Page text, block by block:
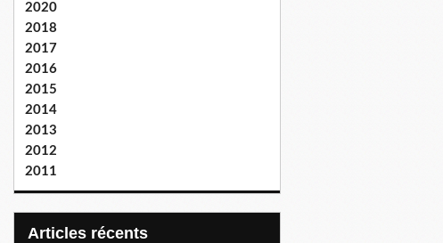
2020
2018
2017
2016
2015
2014
2013
2012
2011
articles récents